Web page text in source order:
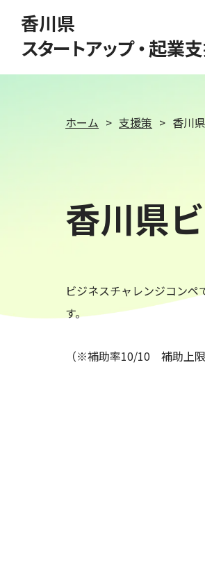
香川県
スタートアップ・起業
ホーム 支援策 香川
香川県
ビジネスチャレンジコン
す。
（※補助率10/10 補助上限